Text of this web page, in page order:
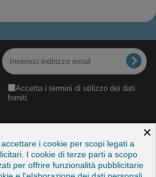
Accetta i termini di utilizzo dei dati
forniti.
×
i cookie per scopi legati a
I cookie di terze parti a scopo
per offrire funzionalità pubblicitarie